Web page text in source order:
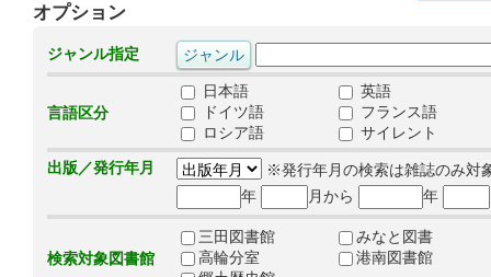
オプション
ジャンル指定
言語区分
日本語
英語
ドイツ語
フランス語
ロシア語
サイレント
出版／発行年月
※発行年月の検索は雑誌のみ対
年
月から 年
検索対象図書館
三田図書館
みなと図書
高輪分室
港南図書館